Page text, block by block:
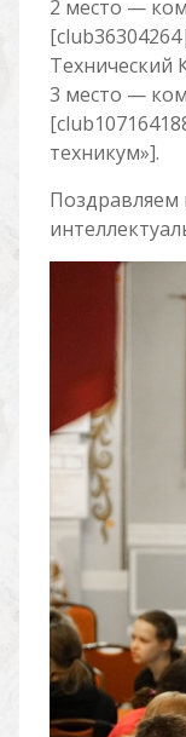
2 место —
Технический
3 место —
техникум»].
Поздравляем